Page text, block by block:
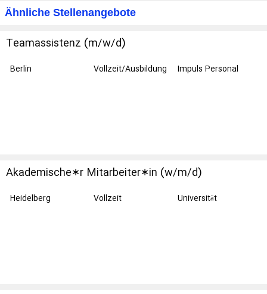
Ähnliche Stellenangebote
Teamassistenz (m/w/d)
Berlin Vollzeit/Ausbildung
Impuls Personal
Akademische∗r Mitarbeiter∗in (w/m/d)
Heidelberg Vollzeit
Universität